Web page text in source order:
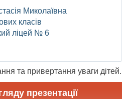
Миколаївна
класів
ліцей № 6
та привертання уваги дітей.
презентації